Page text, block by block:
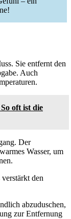
Sie entfernt den
Auch
oft ist die
Der
Wasser, um
den
abzuduschen,
zur Entfernung